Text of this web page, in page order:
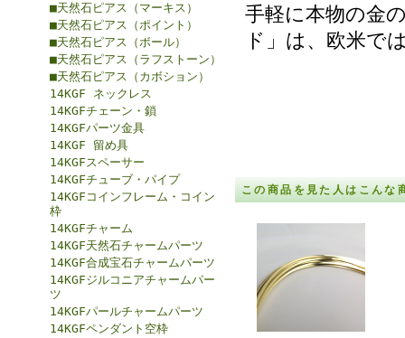
■天然石ピアス（マーキス）
■天然石ピアス（ポイント）
■天然石ピアス（ボール）
■天然石ピアス（ラフストーン）
■天然石ピアス（カボション）
14KGF ネックレス
14KGFチェーン・鎖
14KGFパーツ金具
14KGF 留め具
14KGFスペーサー
14KGFチューブ・パイプ
14KGFコインフレーム・コイン
枠
14KGFチャーム
14KGF天然石チャームパーツ
14KGF合成宝石チャームパーツ
14KGFジルコニアチャームパー
ツ
14KGFパールチャームパーツ
14KGFペンダント空枠
手軽に本物の金
ド」は、欧米で
この商品を見た人はこんな